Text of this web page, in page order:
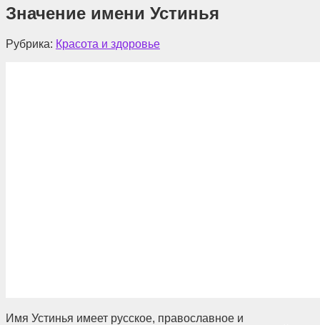
Значение имени Устинья
Рубрика: Красота и здоровье
Имя Устинья имеет русское, православное и